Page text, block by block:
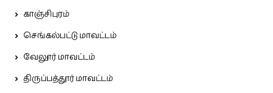
காஞ்சிபுரம்
செங்கல்பட்டு மாவட்டம்
வேலூர் மாவட்டம்
திருப்பத்தூர் மாவட்டம்